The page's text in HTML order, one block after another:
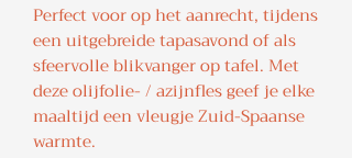
Perfect voor op het aanrecht, tijdens
een uitgebreide tapasavond of als
sfeervolle blikvanger op tafel. Met
deze olijfolie- / azijnfles geef je elke
maaltijd een vleugje Zuid-Spaanse
warmte.